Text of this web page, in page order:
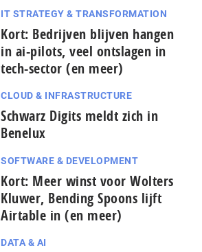
IT STRATEGY & TRANSFORMATION
Kort: Bedrijven blijven hangen
in ai-pilots, veel ontslagen in
tech-sector (en meer)
CLOUD & INFRASTRUCTURE
Schwarz Digits meldt zich in
Benelux
SOFTWARE & DEVELOPMENT
Kort: Meer winst voor Wolters
Kluwer, Bending Spoons lijft
Airtable in (en meer)
DATA & AI